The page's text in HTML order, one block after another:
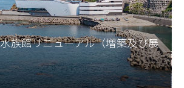
ー プライバシーポリシー ご利用規約
族館リニューアル（増築及び展